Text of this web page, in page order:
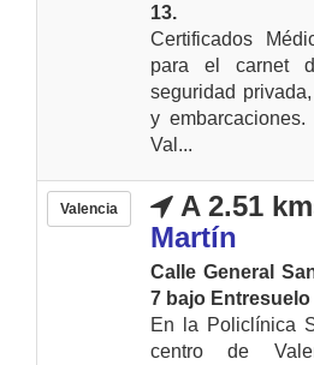
13.
Certificados
para el carnet
seguridad
y
Val...
Valencia A 2.51
Martín
Calle General
7 bajo Entresuelo
En la Policlínica
centro de